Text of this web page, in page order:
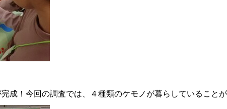
成！今回の調査では、４種類のケモノが暮らしていることが